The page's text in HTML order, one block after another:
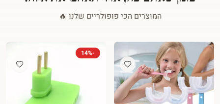
המוצרים הכי פופולריים שלנו 🔥
-
14%